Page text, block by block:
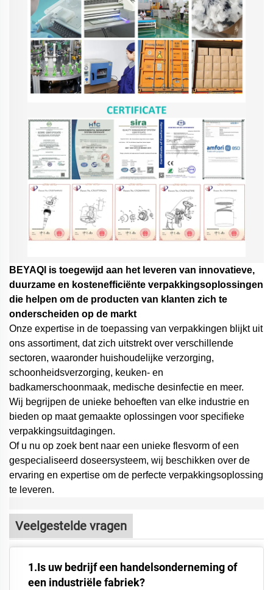
BEYAQl is toegewijd aan het leveren van innovatieve,
duurzame en kostenefficiënte verpakkingsoplossingen
die helpen om de producten van klanten zich te
onderscheiden op de markt
Onze expertise in de toepassing van verpakkingen blijkt uit
ons assortiment, dat zich uitstrekt over verschillende
sectoren, waaronder huishoudelijke verzorging,
schoonheidsverzorging, keuken- en
badkamerschoonmaak, medische desinfectie en meer.
Wij begrijpen de unieke behoeften van elke industrie en
bieden op maat gemaakte oplossingen voor specifieke
verpakkingsuitdagingen.
Of u nu op zoek bent naar een unieke flesvorm of een
gespecialiseerd doseersysteem, wij beschikken over de
ervaring en expertise om de perfecte verpakkingsoplossing
te leveren.
Veelgestelde vragen
1.Is uw bedrijf een handelsonderneming of
een industriële fabriek?